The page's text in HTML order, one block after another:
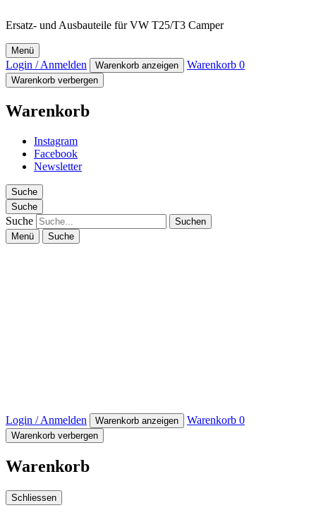
Ersatz- und Ausbauteile für VW T25/T3 Camper
Menü
Login / Anmelden Warenkorb anzeigen Warenkorb 0
Warenkorb verbergen
Warenkorb
Instagram
Facebook
Newsletter
Suche
Suche
Suche
Menü Suche
Login / Anmelden Warenkorb anzeigen Warenkorb 0
Warenkorb verbergen
Warenkorb
Schliessen